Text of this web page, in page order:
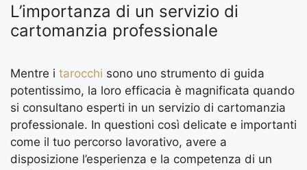
L’importanza di un servizio di
cartomanzia professionale
Mentre i tarocchi sono uno strumento di guida
potentissimo, la loro efficacia è magnificata quando
si consultano esperti in un servizio di cartomanzia
professionale. In questioni così delicate e importanti
come il tuo percorso lavorativo, avere a
disposizione l’esperienza e la competenza di un